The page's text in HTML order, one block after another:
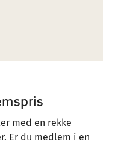
med en rekke
Er du medlem i en